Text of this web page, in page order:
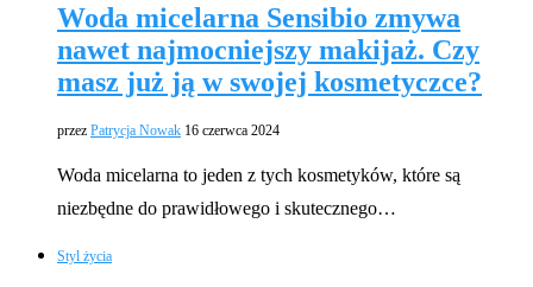
Woda micelarna Sensibio zmywa
nawet najmocniejszy makijaż. Czy
masz już ją w swojej kosmetyczce?
przez Patrycja Nowak 16 czerwca 2024
Woda micelarna to jeden z tych kosmetyków, które są
niezbędne do prawidłowego i skutecznego…
Styl życia